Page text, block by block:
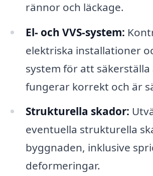
rännor och läckage.
El- och VVS-system:
elektriska installationer
system för att
fungerar korrekt och är
Strukturella skador:
eventuella strukturella
byggnaden, inklusive
deformeringar.